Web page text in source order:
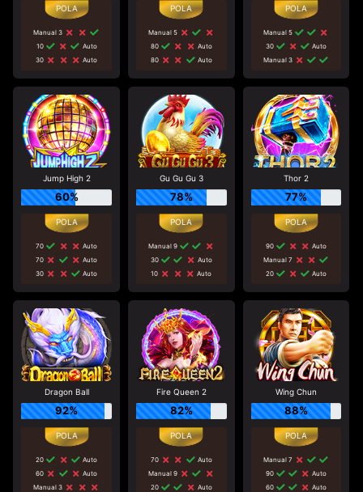
Manual 3
10
Auto
30
Auto
Manual 5
80
Auto
80
Auto
Manual 5
30
Auto
Manual 3
Jump High 2
60%
70
Auto
70
Auto
30
Auto
Gu Gu Gu 3
78%
Manual 9
30
Auto
10
Auto
Thor 2
77%
90
Auto
Manual 7
20
Auto
Dragon Ball
92%
20
Auto
60
Auto
Manual 3
Fire Queen 2
82%
70
Auto
Manual 9
20
Auto
Wing Chun
88%
Manual 7
90
Auto
60
Auto